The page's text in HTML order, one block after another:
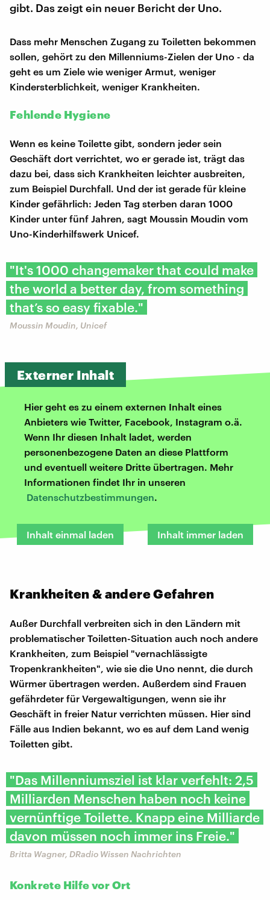
gibt. Das zeigt ein neuer Bericht der Uno.
Dass mehr Menschen Zugang zu Toiletten bekommen
sollen, gehört zu den Millenniums-Zielen der Uno - da
geht es um Ziele wie weniger Armut, weniger
Kindersterblichkeit, weniger Krankheiten.
Fehlende Hygiene
Wenn es keine Toilette gibt, sondern jeder sein
Geschäft dort verrichtet, wo er gerade ist, trägt das
dazu bei, dass sich Krankheiten leichter ausbreiten,
zum Beispiel Durchfall. Und der ist gerade für kleine
Kinder gefährlich: Jeden Tag sterben daran 1000
Kinder unter fünf Jahren, sagt Moussin Moudin vom
Uno-Kinderhilfswerk Unicef.
"It's 1000 changemaker that could make
the world a better day, from something
that’s so easy fixable."
Moussin Moudin, Unicef
Externer Inhalt
Hier geht es zu einem externen Inhalt eines
Anbieters wie Twitter, Facebook, Instagram o.ä.
Wenn Ihr diesen Inhalt ladet, werden
personenbezogene Daten an diese Plattform
und eventuell weitere Dritte übertragen. Mehr
Informationen findet Ihr in unseren
Datenschutzbestimmungen.
Inhalt einmal laden Inhalt immer laden
Krankheiten & andere Gefahren
Außer Durchfall verbreiten sich in den Ländern mit
problematischer Toiletten-Situation auch noch andere
Krankheiten, zum Beispiel "vernachlässigte
Tropenkrankheiten", wie sie die Uno nennt, die durch
Würmer übertragen werden. Außerdem sind Frauen
gefährdeter für Vergewaltigungen, wenn sie ihr
Geschäft in freier Natur verrichten müssen. Hier sind
Fälle aus Indien bekannt, wo es auf dem Land wenig
Toiletten gibt.
"Das Millenniumsziel ist klar verfehlt: 2,5
Milliarden Menschen haben noch keine
vernünftige Toilette. Knapp eine Milliarde
davon müssen noch immer ins Freie."
Britta Wagner, DRadio Wissen Nachrichten
Konkrete Hilfe vor Ort